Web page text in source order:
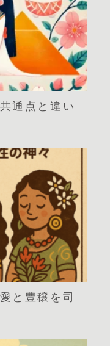
通点と違い
と豊穣を司